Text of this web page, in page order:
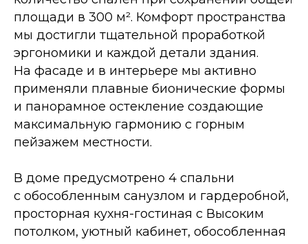
площади в 300 м². Комфорт пространства
мы достигли тщательной проработкой
эргономики и каждой детали здания.
На фасаде и в интерьере мы активно
применяли плавные бионические формы
и панорамное остекление создающие
максимальную гармонию с горным
пейзажем местности.
В доме предусмотрено 4 спальни
с обособленным санузлом и гардеробной,
просторная кухня-гостиная с Высоким
потолком, уютный кабинет, обособленная